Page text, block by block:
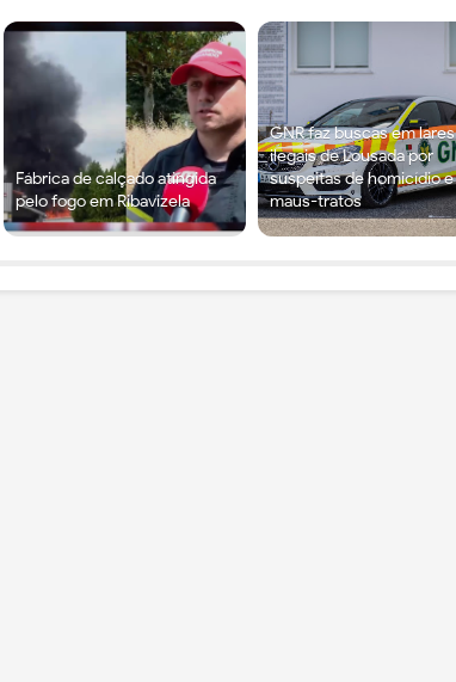
Fábrica de calçado atingida
pelo fogo em Ribavizela
GNR faz buscas em lares
ilegais de Lousada por
suspeitas de homicídio e
maus-tratos